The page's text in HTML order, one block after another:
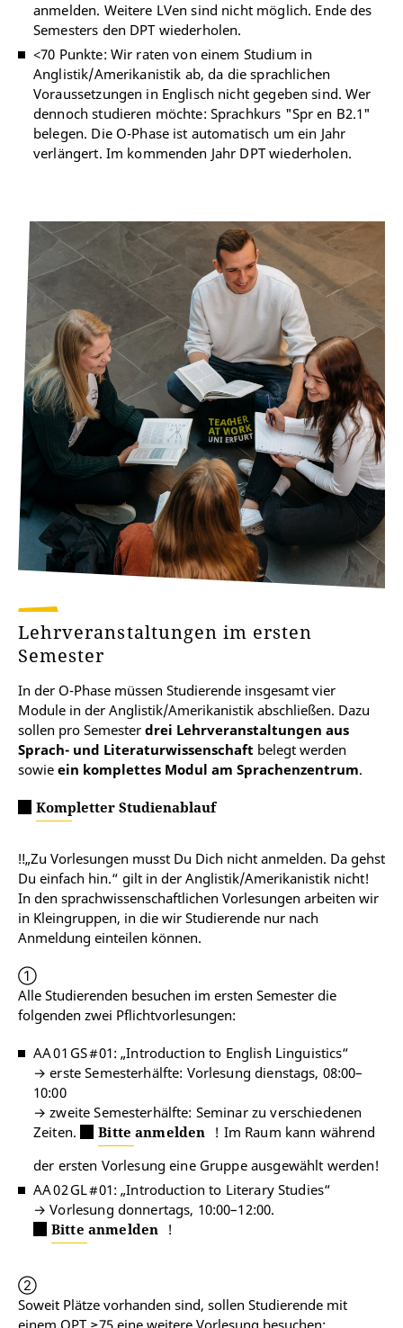
anmelden. Weitere LVen sind nicht möglich. Ende des
Semesters den DPT wiederholen.
<70 Punkte: Wir raten von einem Studium in
Anglistik/Amerikanistik ab, da die sprachlichen
Voraussetzungen in Englisch nicht gegeben sind. Wer
dennoch studieren möchte: Sprachkurs "Spr en B2.1"
belegen. Die O-Phase ist automatisch um ein Jahr
verlängert. Im kommenden Jahr DPT wiederholen.
Lehrveranstaltungen im ersten
Semester
In der O-Phase müssen Studierende insgesamt vier
Module in der Anglistik/Amerikanistik abschließen. Dazu
sollen pro Semester drei Lehrveranstaltungen aus
Sprach- und Literaturwissenschaft belegt werden
sowie ein komplettes Modul am Sprachenzentrum.
Kompletter Studienablauf
‼️„Zu Vorlesungen musst Du Dich nicht anmelden. Da gehst
Du einfach hin.“ gilt in der Anglistik/Amerikanistik nicht!
In den sprachwissenschaftlichen Vorlesungen arbeiten wir
in Kleingruppen, in die wir Studierende nur nach
Anmeldung einteilen können.
①
Alle Studierenden besuchen im ersten Semester die
folgenden zwei Pflichtvorlesungen:
AA 01 GS #01: „Introduction to English Linguistics“
→ erste Semesterhälfte: Vorlesung dienstags, 08:00–
10:00
→ zweite Semesterhälfte: Seminar zu verschiedenen
Zeiten.
Bitte anmelden ! Im Raum kann während
der ersten Vorlesung eine Gruppe ausgewählt werden!
AA 02 GL #01: „Introduction to Literary Studies“
→ Vorlesung donnertags, 10:00–12:00.
Bitte anmelden !
②
Soweit Plätze vorhanden sind, sollen Studierende mit
einem OPT ≥75 eine weitere Vorlesung besuchen: